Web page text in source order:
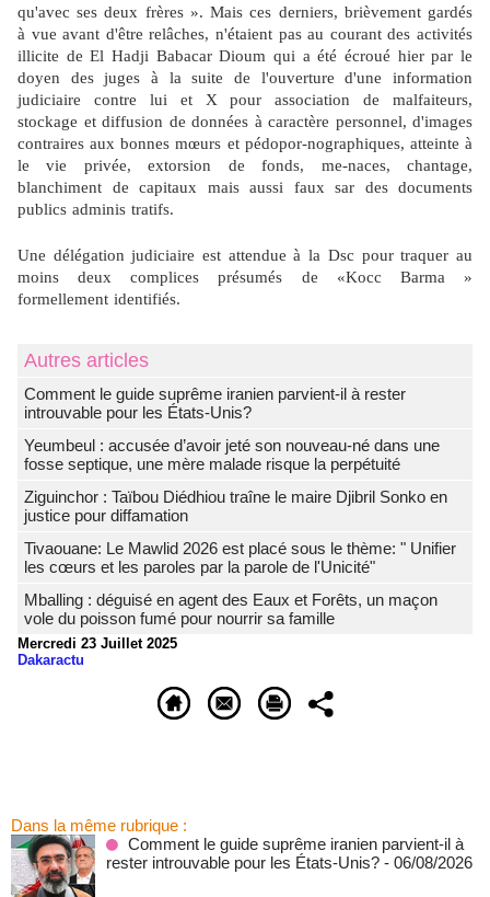
qu'avec ses deux frères ». Mais ces derniers, brièvement gardés
à vue avant d'être relâches, n'étaient pas au courant des activités
illicite de El Hadji Babacar Dioum qui a été écroué hier par le
doyen des juges à la suite de l'ouverture d'une information
judiciaire contre lui et X pour association de malfaiteurs,
stockage et diffusion de données à caractère personnel, d'images
contraires aux bonnes mœurs et pédopor-nographiques, atteinte à
le vie privée, extorsion de fonds, me-naces, chantage,
blanchiment de capitaux mais aussi faux sar des documents
publics adminis tratifs.
Une délégation judiciaire est attendue à la Dsc pour traquer au
moins deux complices présumés de «Kocc Barma »
formellement identifiés.
Autres articles
Comment le guide suprême iranien parvient-il à rester
introuvable pour les États-Unis?
Yeumbeul : accusée d’avoir jeté son nouveau-né dans une
fosse septique, une mère malade risque la perpétuité
Ziguinchor : Taïbou Diédhiou traîne le maire Djibril Sonko en
justice pour diffamation
Tivaouane: Le Mawlid 2026 est placé sous le thème: " Unifier
les cœurs et les paroles par la parole de l'Unicité"
Mballing : déguisé en agent des Eaux et Forêts, un maçon
vole du poisson fumé pour nourrir sa famille
Mercredi 23 Juillet 2025
Dakaractu
Dans la même rubrique :
Comment le guide suprême iranien parvient-il à
rester introuvable pour les États-Unis? - 06/08/2026